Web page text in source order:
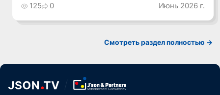
125 0 Июнь 2026 г.
Смотреть раздел полностью ->